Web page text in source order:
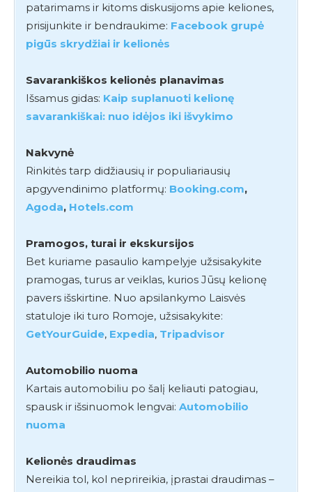
patarimams ir kitoms diskusijoms apie keliones,
prisijunkite ir bendraukime: Facebook grupė
pigūs skrydžiai ir kelionės
Savarankiškos kelionės planavimas
Išsamus gidas: Kaip suplanuoti kelionę
savarankiškai: nuo idėjos iki išvykimo
Nakvynė
Rinkitės tarp didžiausių ir populiariausių
apgyvendinimo platformų: Booking.com,
Agoda, Hotels.com
Pramogos, turai ir ekskursijos
Bet kuriame pasaulio kampelyje užsisakykite
pramogas, turus ar veiklas, kurios Jūsų kelionę
pavers išskirtine. Nuo apsilankymo Laisvės
statuloje iki turo Romoje, užsisakykite:
GetYourGuide, Expedia, Tripadvisor
Automobilio nuoma
Kartais automobiliu po šalį keliauti patogiau,
spausk ir išsinuomok lengvai: Automobilio
nuoma
Kelionės draudimas
Nereikia tol, kol neprireikia, įprastai draudimas –